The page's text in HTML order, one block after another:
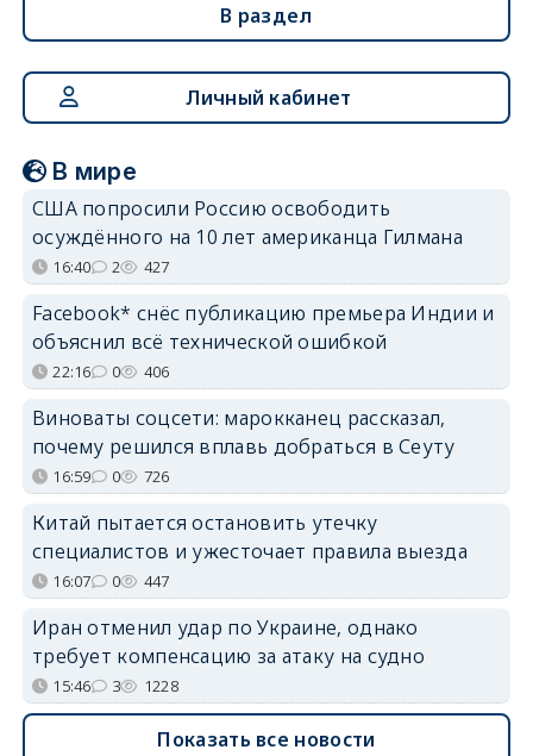
В раздел
Личный кабинет
В мире
США попросили Россию освободить
осуждённого на 10 лет американца Гилмана
16:40 2 427
Facebook* снёс публикацию премьера Индии и
объяснил всё технической ошибкой
22:16 0 406
Виноваты соцсети: марокканец рассказал,
почему решился вплавь добраться в Сеуту
16:59 0 726
Китай пытается остановить утечку
специалистов и ужесточает правила выезда
16:07 0 447
Иран отменил удар по Украине, однако
требует компенсацию за атаку на судно
15:46 3 1228
Показать все новости